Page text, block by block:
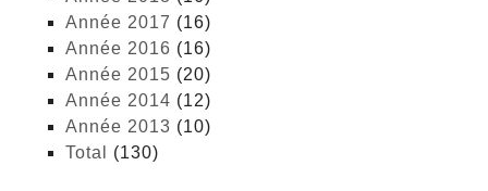
année 2017 (16)
année 2016 (16)
année 2015 (20)
année 2014 (12)
année 2013 (10)
total (130)